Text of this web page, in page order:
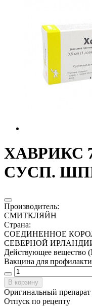
ХАВРИКС
СУСП.
Производитель:
СМИТКЛЯЙН
Страна:
СОЕДИНЕННОЕ
СЕВЕРНОЙ
Действующее
Вакцина для
В корзину
Оригинальный препарат
Отпуск по рецепту